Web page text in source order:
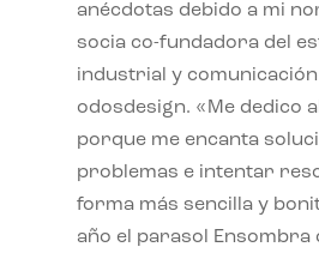
anécdotas debido a mi
socia co-fundadora del
industrial y
odosdesign. «Me dedico
porque me encanta
problemas e intentar
forma más sencilla y
año el parasol Ensombra